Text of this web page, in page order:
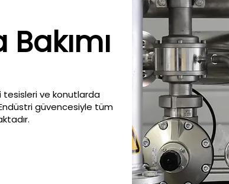
tesisleri ve konutlarda
güvencesiyle tüm